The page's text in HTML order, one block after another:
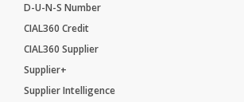
D-U-N-S Number
CIAL360 Credit
CIAL360 Supplier
Supplier+
Supplier Intelligence